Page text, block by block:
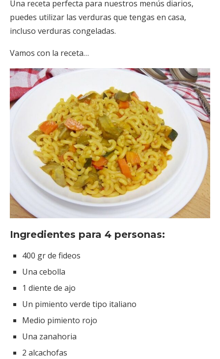
Una receta perfecta para nuestros menús diarios,
puedes utilizar las verduras que tengas en casa,
incluso verduras congeladas.
Vamos con la receta…
Ingredientes para 4 personas:
400 gr de fideos
Una cebolla
1 diente de ajo
Un pimiento verde tipo italiano
Medio pimiento rojo
Una zanahoria
2 alcachofas